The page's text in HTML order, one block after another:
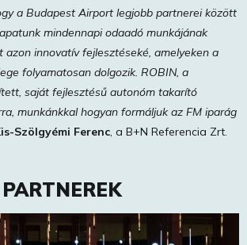
a Budapest Airport legjobb partnerei között
mindennapi odaadó munkájának
azon innovatív fejlesztéseké, amelyeken a
folyamatosan dolgozik. ROBIN, a
saját fejlesztésű autonóm takarító
munkánkkal hogyan formáljuk az FM iparág
Szölgyémi Ferenc, a B+N Referencia Zrt.